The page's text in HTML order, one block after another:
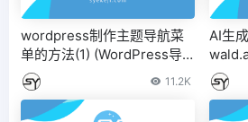
wordpress制作主题导航菜
单的方法(1) (WordPress导
航模板)
11.2K
AI生